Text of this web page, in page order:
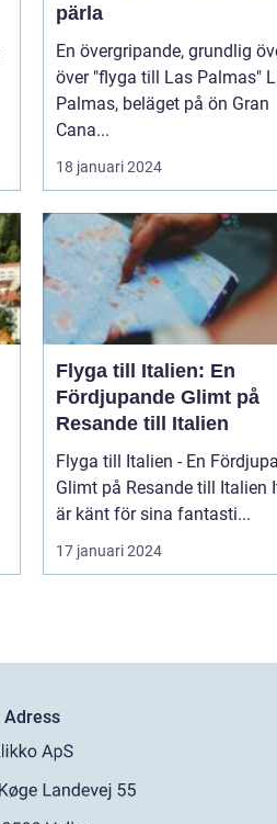
pärla
En övergripande, grundlig
över "flyga till Las Palmas" Las
Palmas, beläget på ön Gran
Cana...
18 januari 2024
Flyga till Italien: En
Fördjupande Glimt på
Resande till Italien
Flyga till Italien - En
Glimt på Resande till Italien Italien
är känt för sina fantasti...
17 januari 2024
Adress